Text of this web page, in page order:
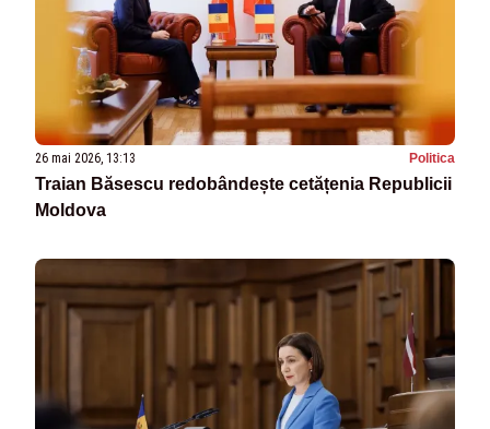
26 mai 2026, 13:13 Politica
Traian Băsescu redobândește cetățenia Republicii
Moldova